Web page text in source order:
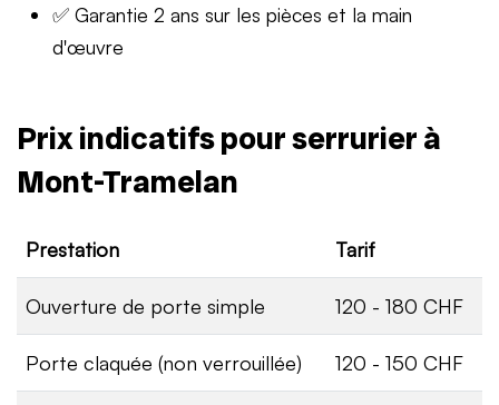
✅ Garantie 2 ans sur les pièces et la main
d'œuvre
Prix indicatifs pour serrurier à
Mont-Tramelan
Prestation Tarif
Ouverture de porte simple 120 - 180 CHF
Porte claquée (non verrouillée) 120 - 150 CHF